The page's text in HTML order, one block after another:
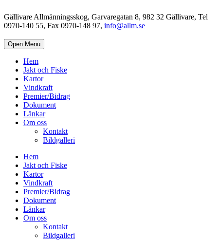
Gällivare Allmänningsskog, Garvaregatan 8, 982 32 Gällivare, Tel
0970-140 55, Fax 0970-148 97, info@allm.se
Open Menu
Hem
Jakt och Fiske
Kartor
Vindkraft
Premier/Bidrag
Dokument
Länkar
Om oss
Kontakt
Bildgalleri
Hem
Jakt och Fiske
Kartor
Vindkraft
Premier/Bidrag
Dokument
Länkar
Om oss
Kontakt
Bildgalleri